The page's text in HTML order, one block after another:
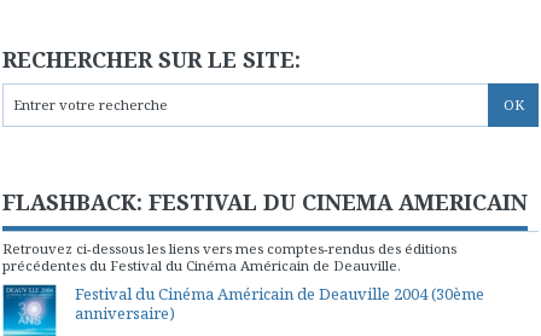
RECHERCHER SUR LE SITE:
FLASHBACK: FESTIVAL DU CINEMA AMERICAIN
Retrouvez ci-dessous les liens vers mes comptes-rendus des éditions
précédentes du Festival du Cinéma Américain de Deauville.
Festival du Cinéma Américain de Deauville 2004 (30ème
anniversaire)